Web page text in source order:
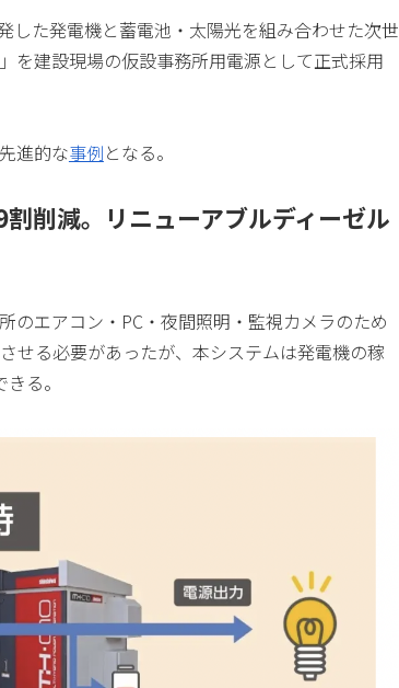
した発電機と蓄電池・太陽光を組み合わせた次世
を建設現場の仮設事務所用電源として正式採用
進的な事例となる。
削減。リニューアブルディーゼル
のエアコン・PC・夜間照明・監視カメラのため
せる必要があったが、本システムは発電機の稼
る。